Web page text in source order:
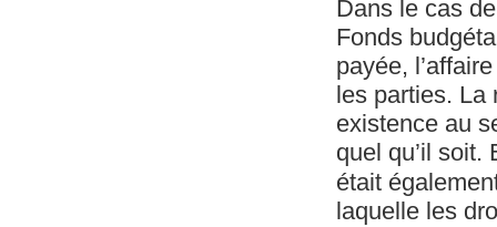
Dans le cas
Fonds
payée,
les parties. La
existence au
quel qu’il soit.
était
laquelle les